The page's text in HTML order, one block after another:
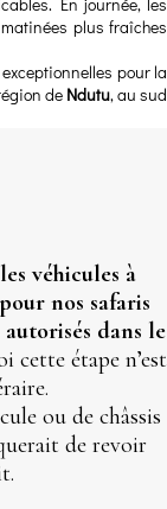
plus fraîches
pour la
de Ndutu, au sud
les véhicules à
nos safaris
dans le
cette étape n’est
ou de châssis
de revoir